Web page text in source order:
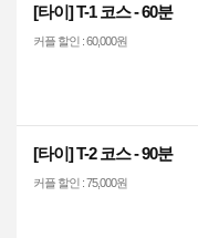
[타이] T-1 코스 - 60분
커플 할인 : 60,000원
[타이] T-2 코스 - 90분
커플 할인 : 75,000원